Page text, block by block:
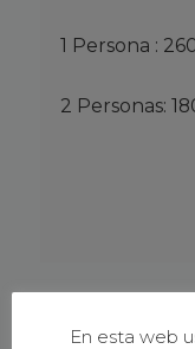
1 Persona :
2 Personas:
En esta web